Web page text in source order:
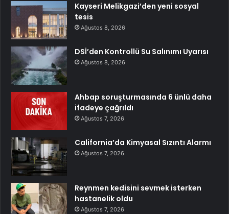
Kayseri Melikgazi’den yeni sosyal
tesis
Ağustos 8, 2026
DSİ’den Kontrollü Su Salınımı Uyarısı
Ağustos 8, 2026
Ahbap soruşturmasında 6 ünlü daha
ifadeye çağrıldı
Ağustos 7, 2026
California’da Kimyasal Sızıntı Alarmı
Ağustos 7, 2026
Reynmen kedisini sevmek isterken
hastanelik oldu
Ağustos 7, 2026